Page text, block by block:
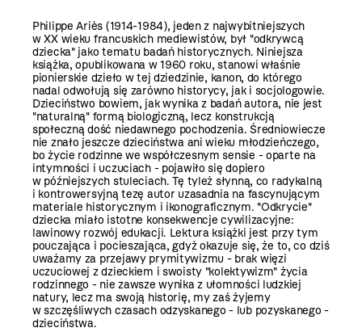
Philippe Ariès (1914-1984), jeden z najwybitniejszych
w XX wieku francuskich mediewistów, był "odkrywcą
dziecka" jako tematu badań historycznych. Niniejsza
książka, opublikowana w 1960 roku, stanowi właśnie
pionierskie dzieło w tej dziedzinie, kanon, do którego
nadal odwołują się zarówno historycy, jak i socjologowie.
Dzieciństwo bowiem, jak wynika z badań autora, nie jest
"naturalną" formą biologiczną, lecz konstrukcją
społeczną dość niedawnego pochodzenia. Średniowiecze
nie znało jeszcze dzieciństwa ani wieku młodzieńczego,
bo życie rodzinne we współczesnym sensie - oparte na
intymności i uczuciach - pojawiło się dopiero
w późniejszych stuleciach. Tę tyleż słynną, co radykalną
i kontrowersyjną tezę autor uzasadnia na fascynującym
materiale historycznym i ikonograficznym. "Odkrycie"
dziecka miało istotne konsekwencje cywilizacyjne:
lawinowy rozwój edukacji. Lektura książki jest przy tym
pouczająca i pocieszająca, gdyż okazuje się, że to, co dziś
uważamy za przejawy prymitywizmu - brak więzi
uczuciowej z dzieckiem i swoisty "kolektywizm" życia
rodzinnego - nie zawsze wynika z ułomności ludzkiej
natury, lecz ma swoją historię, my zaś żyjemy
w szczęśliwych czasach odzyskanego - lub pozyskanego -
dzieciństwa.